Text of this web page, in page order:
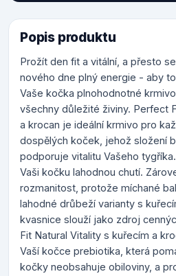
Popis produktu
Prožít den fit a vitální, a přesto
nového dne plný energie - aby
Vaše kočka plnohodnotné
všechny důležité živiny. Perfect
a krocan je ideální krmivo pro
dospělých koček, jehož složení
podporuje vitalitu Vašeho
Vaši kočku lahodnou chutí.
rozmanitost, protože míchané
lahodné drůbeží varianty s
kvasnice slouží jako zdroj
Fit Natural Vitality s kuřecím a
Vaší kočce prebiotika, která
kočky neobsahuje obiloviny, a